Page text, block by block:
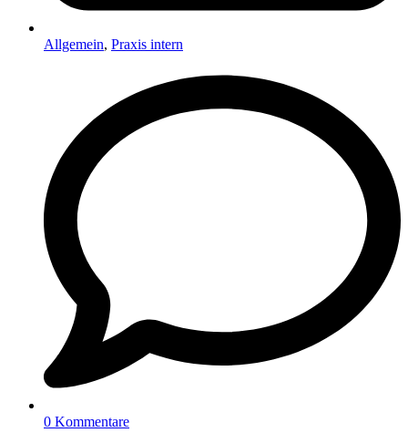
Allgemein, Praxis intern
0 Kommentare